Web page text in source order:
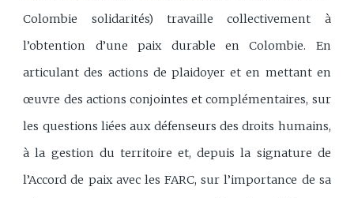
Colombie solidarités) travaille collectivement à
l’obtention d’une paix durable en Colombie. En
articulant des actions de plaidoyer et en mettant en
œuvre des actions conjointes et complémentaires, sur
les questions liées aux défenseurs des droits humains,
à la gestion du territoire et, depuis la signature de
l’Accord de paix avec les FARC, sur l’importance de sa